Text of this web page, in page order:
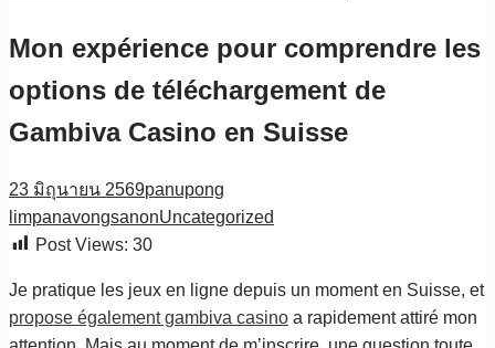
Mon expérience pour comprendre les
options de téléchargement de
Gambiva Casino en Suisse
23 มิถุนายน 2569panupong
limpanavongsanonUncategorized
Post Views: 30
Je pratique les jeux en ligne depuis un moment en Suisse, et
propose également gambiva casino a rapidement attiré mon